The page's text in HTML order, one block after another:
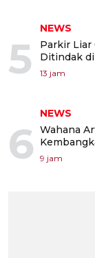
5
NEWS
Parkir Liar
Ditindak di
13 jam
6
NEWS
Wahana
9 jam